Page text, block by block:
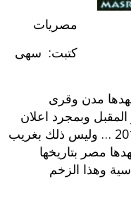
مصريات
كتبت: سهى
مدن وقرى
من 29 نوفمير المقبل وبمجرد اعلان
… وليس ذلك بغريب
مصر بتاريخها
وهذا الزخم